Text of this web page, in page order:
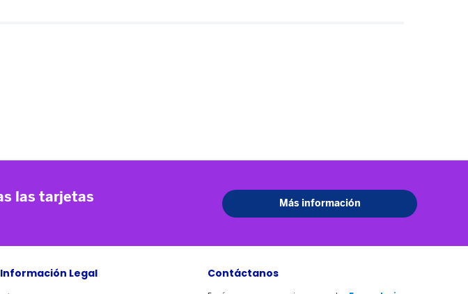
Información Legal Contáctanos